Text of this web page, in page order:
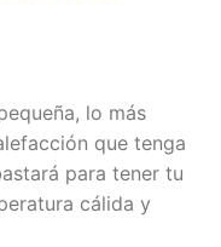
lo más
que tenga
para tener tu
cálida y